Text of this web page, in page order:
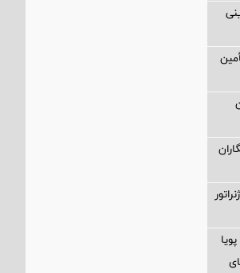
ژنراتور